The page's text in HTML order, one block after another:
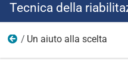
Tecnica della
Il Corso
Un aiuto alla scelta